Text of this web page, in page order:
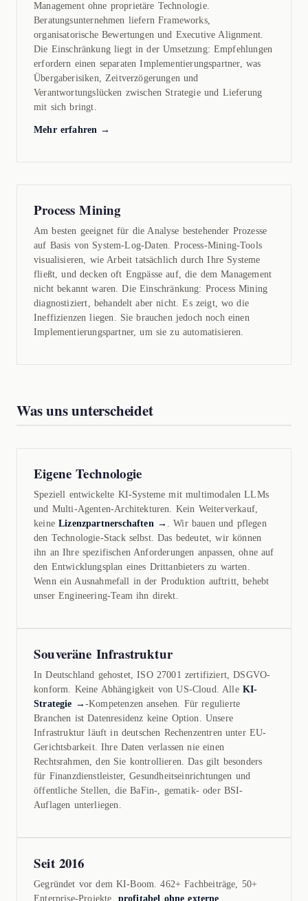
Management ohne proprietäre Technologie.
Beratungsunternehmen liefern Frameworks,
organisatorische Bewertungen und Executive Alignment.
Die Einschränkung liegt in der Umsetzung: Empfehlungen
erfordern einen separaten Implementierungspartner, was
Übergaberisiken, Zeitverzögerungen und
Verantwortungslücken zwischen Strategie und Lieferung
mit sich bringt.
Mehr erfahren →
Process Mining
Am besten geeignet für die Analyse bestehender Prozesse
auf Basis von System-Log-Daten. Process-Mining-Tools
visualisieren, wie Arbeit tatsächlich durch Ihre Systeme
fließt, und decken oft Engpässe auf, die dem Management
nicht bekannt waren. Die Einschränkung: Process Mining
diagnostiziert, behandelt aber nicht. Es zeigt, wo die
Ineffizienzen liegen. Sie brauchen jedoch noch einen
Implementierungspartner, um sie zu automatisieren.
Was uns unterscheidet
Eigene Technologie
Speziell entwickelte KI-Systeme mit multimodalen LLMs
und Multi-Agenten-Architekturen. Kein Weiterverkauf,
keine Lizenzpartnerschaften → . Wir bauen und pflegen
den Technologie-Stack selbst. Das bedeutet, wir können
ihn an Ihre spezifischen Anforderungen anpassen, ohne auf
den Entwicklungsplan eines Drittanbieters zu warten.
Wenn ein Ausnahmefall in der Produktion auftritt, behebt
unser Engineering-Team ihn direkt.
Souveräne Infrastruktur
In Deutschland gehostet, ISO 27001 zertifiziert, DSGVO-
konform. Keine Abhängigkeit von US-Cloud. Alle KI-
Strategie → -Kompetenzen ansehen. Für regulierte
Branchen ist Datenresidenz keine Option. Unsere
Infrastruktur läuft in deutschen Rechenzentren unter EU-
Gerichtsbarkeit. Ihre Daten verlassen nie einen
Rechtsrahmen, den Sie kontrollieren. Das gilt besonders
für Finanzdienstleister, Gesundheitseinrichtungen und
öffentliche Stellen, die BaFin-, gematik- oder BSI-
Auflagen unterliegen.
Seit 2016
Gegründet vor dem KI-Boom. 462+ Fachbeiträge, 50+
Enterprise-Projekte, profitabel ohne externe